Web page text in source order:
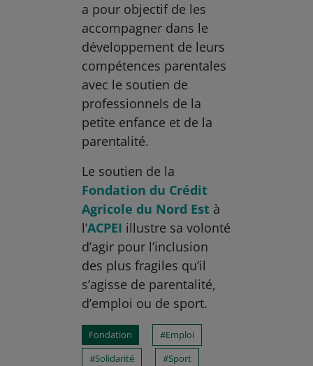
a pour objectif de les
accompagner dans le
développement de leurs
compétences parentales
avec le soutien de
professionnels de la
petite enfance et de la
parentalité.
Le soutien de la
Fondation du Crédit
Agricole du Nord Est à
l’ACPEI illustre sa volonté
d’agir pour l’inclusion
des plus fragiles qu’il
s’agisse de parentalité,
d’emploi ou de sport.
Fondation
Emploi
Solidarité
Sport